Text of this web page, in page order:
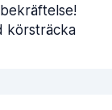
körsträcka